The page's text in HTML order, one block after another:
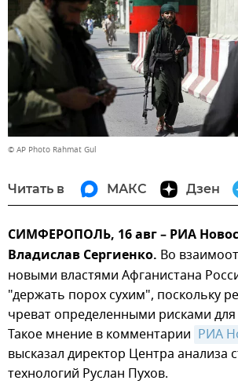
© AP Photo Rahmat Gul
Читать в МАКС Дзен
СИМФЕРОПОЛЬ, 16 авг – РИА
Владислав Сергиенко. Во
новыми властями Афганистана
"держать порох сухим", поскольку
чреват определенными рисками
Такое мнение в комментарии РИА
высказал директор Центра анализа
технологий Руслан Пухов.